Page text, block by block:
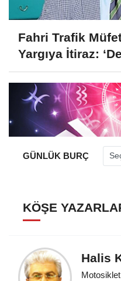
Fahri Trafik
Yargıya İtiraz:
GÜNLÜK BURÇ
KÖŞE
Halis